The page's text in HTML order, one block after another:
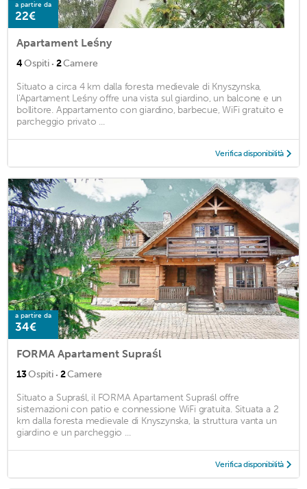
a partire da
22€
Apartament Leśny
4Ospiti · 2Camere
Situato a circa 4 km dalla foresta medievale di Knyszynska,
l'Apartament Leśny offre una vista sul giardino, un balcone e un
bollitore. Appartamento con giardino, barbecue, WiFi gratuito e
parcheggio privato ...
Verifica disponibilità
a partire da
34€
FORMA Apartament Supraśl
13Ospiti · 2Camere
Situato a Supraśl, il FORMA Apartament Supraśl offre
sistemazioni con patio e connessione WiFi gratuita. Situata a 2
km dalla foresta medievale di Knyszynska, la struttura vanta un
giardino e un parcheggio ...
Verifica disponibilità